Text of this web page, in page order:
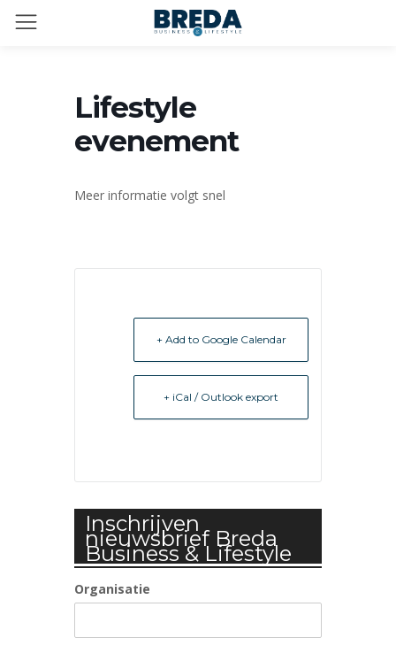
Lifestyle
evenement
Meer informatie volgt snel
+ Add to Google Calendar
+ iCal / Outlook export
Inschrijven
nieuwsbrief Breda
Business & Lifestyle
Organisatie